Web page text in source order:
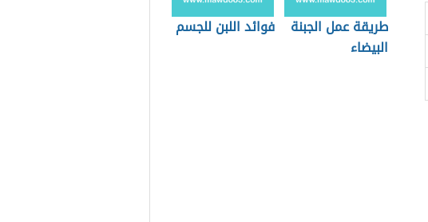
طريقة عمل الجبنة
البيضاء
فوائد اللبن للجسم